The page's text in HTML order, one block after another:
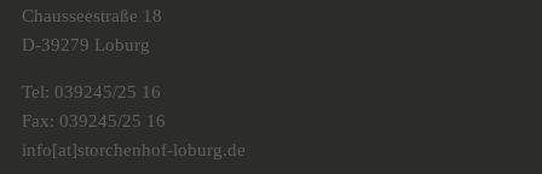
Chausseestraße 18
D-39279 Loburg
Tel: 039245/25 16
Fax: 039245/25 16
info[at]storchenhof-loburg.de